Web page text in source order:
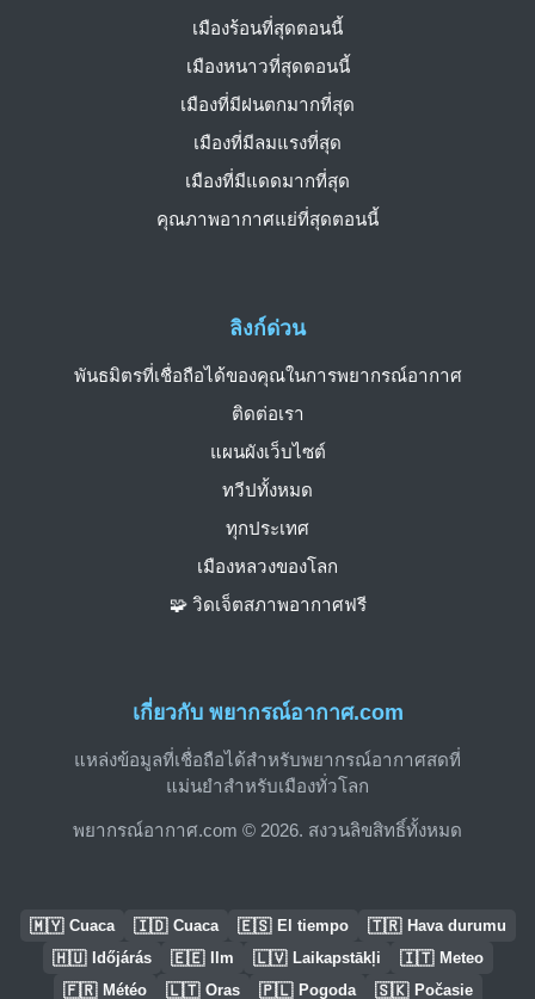
เกี่ยวกับ พยากรณ์อากาศ.com
แหล่งข้อมูลที่เชื่อถือได้สำหรับพยากรณ์อากาศสดที่
แม่นยำสำหรับเมืองทั่วโลก
พยากรณ์อากาศ.com © 2026. สงวนลิขสิทธิ์ทั้งหมด
ลิงก์ด่วน
พันธมิตรที่เชื่อถือได้ของคุณในการพยากรณ์อากาศ
ติดต่อเรา
แผนผังเว็บไซต์
ทวีปทั้งหมด
ทุกประเทศ
เมืองหลวงของโลก
🧩 วิดเจ็ตสภาพอากาศฟรี
เมืองร้อนที่สุดตอนนี้
เมืองหนาวที่สุดตอนนี้
เมืองที่มีฝนตกมากที่สุด
เมืองที่มีลมแรงที่สุด
เมืองที่มีแดดมากที่สุด
คุณภาพอากาศแย่ที่สุดตอนนี้
🇲🇾 Cuaca 🇮🇩 Cuaca 🇪🇸 El tiempo 🇹🇷 Hava durumu
🇭🇺 Időjárás 🇪🇪 Ilm 🇱🇻 Laikapstākļi 🇮🇹 Meteo
🇫🇷 Météo 🇱🇹 Oras 🇵🇱 Pogoda 🇸🇰 Počasie